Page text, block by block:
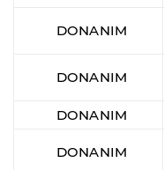
DONANIM
DONANIM
DONANIM
DONANIM